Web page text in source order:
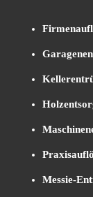
Messie-